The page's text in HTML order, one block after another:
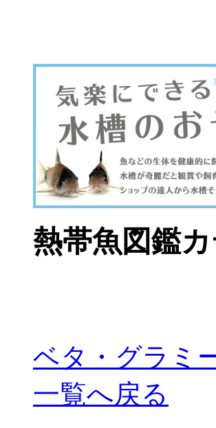
熱帯魚図鑑
ベタ・グラミ
一覧へ戻る